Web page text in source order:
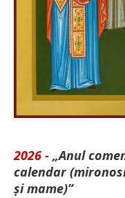
2026 - „Anul
calendar
și mame)”